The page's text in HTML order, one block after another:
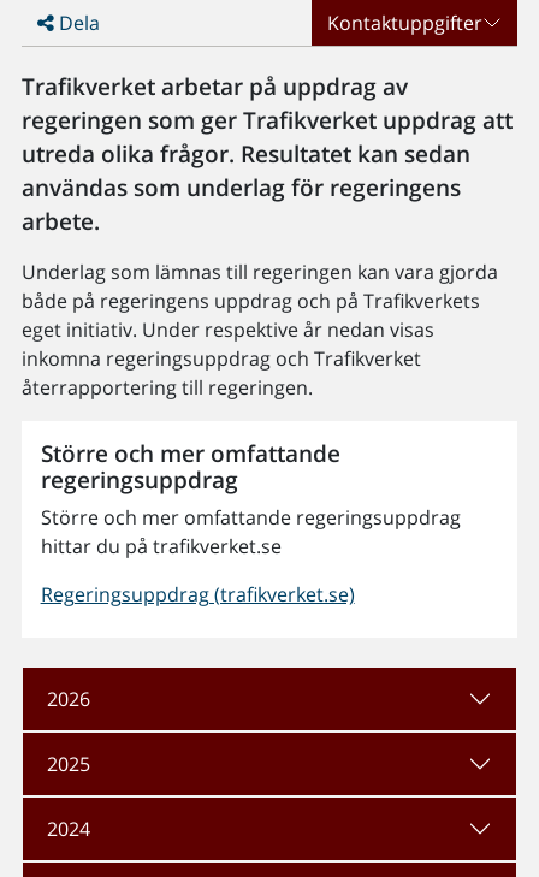
Dela Kontaktuppgifter
Trafikverket arbetar på uppdrag av
regeringen som ger Trafikverket uppdrag att
utreda olika frågor. Resultatet kan sedan
användas som underlag för regeringens
arbete.
Underlag som lämnas till regeringen kan vara gjorda
både på regeringens uppdrag och på Trafikverkets
eget initiativ. Under respektive år nedan visas
inkomna regeringsuppdrag och Trafikverket
återrapportering till regeringen.
Större och mer omfattande
regeringsuppdrag
Större och mer omfattande regeringsuppdrag
hittar du på trafikverket.se
Regeringsuppdrag (trafikverket.se)
2026
2025
2024